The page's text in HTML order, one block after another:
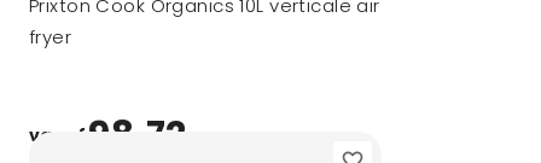
Prixton Cook Organics 10L verticale air
fryer
vanaf 98,72